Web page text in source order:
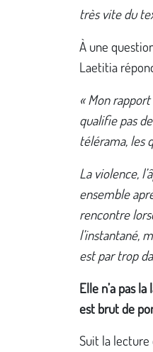
très vite du
À une
Laetitia
« Mon
qualifie pas
télérama, les
La violence,
ensemble
rencontre
l’instantané,
est par trop
Elle n’a pas
est brut de
Suit la lecture